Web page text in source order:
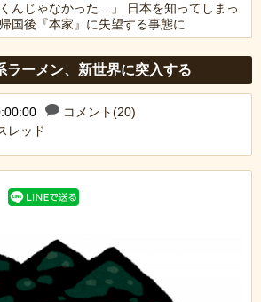
んじゃなかった…」 日本を知ってしまっ
国後『本家』に失望する事態に
ラーメン、新世界に突入する
コメント(20)
レッド